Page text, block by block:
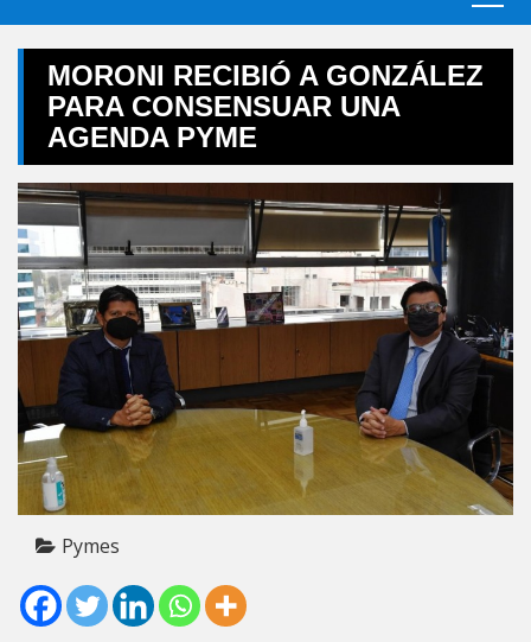
MORONI RECIBIÓ A GONZÁLEZ
PARA CONSENSUAR UNA
AGENDA PYME
Pymes